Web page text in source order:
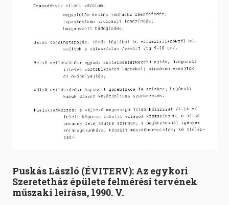
Puskás László (ÉVITERV): Az egykori
Szeretetház épülete felmérési tervének
műszaki leírása, 1990. V.